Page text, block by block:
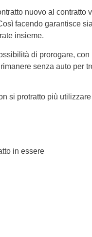
nuovo al contratto
facendo garantisce
insieme.
di prorogare,
senza auto per
si protratto più
in essere